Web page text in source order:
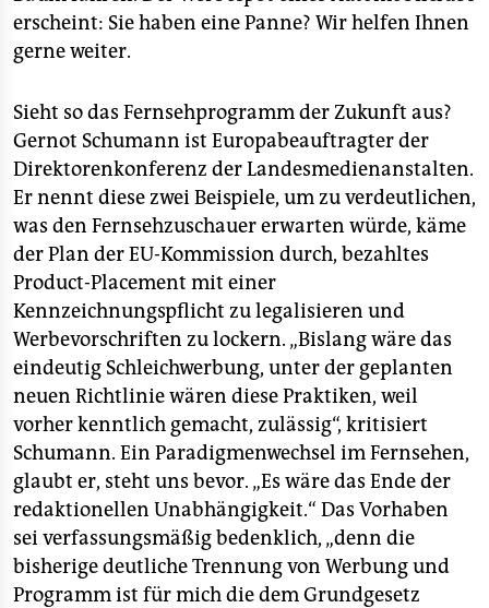
genossenschaft
erscheint: Sie haben eine Panne? Wir helfen Ihnen
gerne weiter.
Sieht so das Fernsehprogramm der Zukunft aus?
Gernot Schumann ist Europabeauftragter der
Direktorenkonferenz der Landesmedienanstalten.
Er nennt diese zwei Beispiele, um zu verdeutlichen,
was den Fernsehzuschauer erwarten würde, käme
der Plan der EU-Kommission durch, bezahltes
Product-Placement mit einer
Kennzeichnungspflicht zu legalisieren und
Werbevorschriften zu lockern. „Bislang wäre das
eindeutig Schleichwerbung, unter der geplanten
neuen Richtlinie wären diese Praktiken, weil
vorher kenntlich gemacht, zulässig“, kritisiert
Schumann. Ein Paradigmenwechsel im Fernsehen,
glaubt er, steht uns bevor. „Es wäre das Ende der
redaktionellen Unabhängigkeit.“ Das Vorhaben
sei verfassungsmäßig bedenklich, „denn die
bisherige deutliche Trennung von Werbung und
Programm ist für mich die dem Grundgesetz